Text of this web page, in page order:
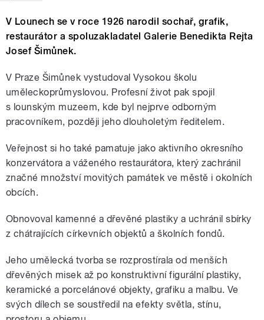
V Lounech se v roce 1926 narodil sochař, grafik,
restaurátor a spoluzakladatel Galerie Benedikta Rejta
Josef Šimůnek.
V Praze Šimůnek vystudoval Vysokou školu
uměleckoprůmyslovou. Profesní život pak spojil
s lounským muzeem, kde byl nejprve odborným
pracovníkem, později jeho dlouholetým ředitelem.
Veřejnost si ho také pamatuje jako aktivního okresního
konzervátora a váženého restaurátora, který zachránil
značné množství movitých památek ve městě i okolních
obcích.
Obnovoval kamenné a dřevěné plastiky a uchránil sbírky
z chátrajících církevních objektů a školních fondů.
Jeho umělecká tvorba se rozprostírala od menších
dřevěných misek až po konstruktivní figurální plastiky,
keramické a porcelánové objekty, grafiku a malbu. Ve
svých dílech se soustředil na efekty světla, stínu,